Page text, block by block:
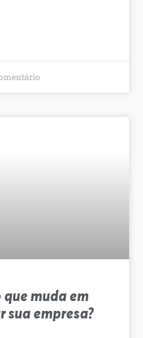
muda em
sua empresa?